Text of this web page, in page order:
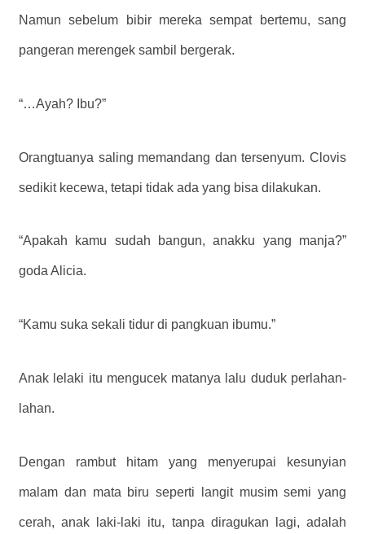
Namun sebelum bibir mereka sempat bertemu, sang
pangeran merengek sambil bergerak.
“…Ayah? Ibu?”
Orangtuanya saling memandang dan tersenyum. Clovis
sedikit kecewa, tetapi tidak ada yang bisa dilakukan.
“Apakah kamu sudah bangun, anakku yang manja?”
goda Alicia.
“Kamu suka sekali tidur di pangkuan ibumu.”
Anak lelaki itu mengucek matanya lalu duduk perlahan-
lahan.
Dengan rambut hitam yang menyerupai kesunyian
malam dan mata biru seperti langit musim semi yang
cerah, anak laki-laki itu, tanpa diragukan lagi, adalah